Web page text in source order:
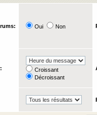
Oui Non
Croissant
Décroissant